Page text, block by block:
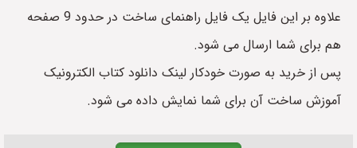
علاوه بر این فایل یک فایل راهنمای ساخت در حدود 9 صفحه
هم برای شما ارسال می شود.
پس از خرید به صورت خودکار لینک دانلود کتاب الکترونیک
آموزش ساخت آن برای شما نمایش داده می شود.